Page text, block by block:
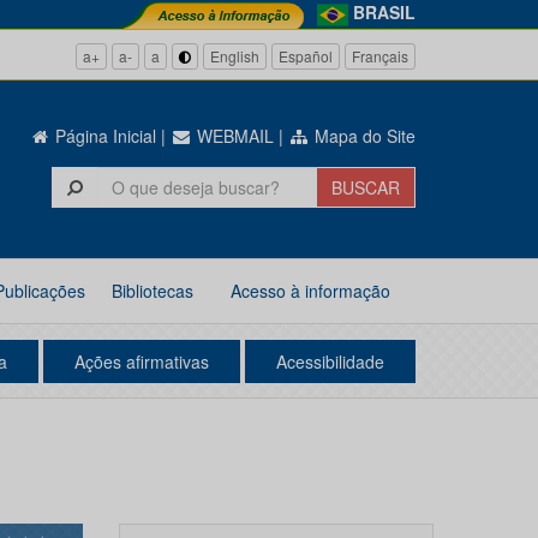
BRASIL
a+ a- a English Español Français
Página Inicial | WEBMAIL | Mapa do Site
Bibliotecas Acesso à informação
Ações afirmativas Acessibilidade